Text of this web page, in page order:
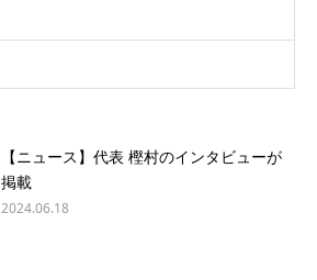
【ニュース】代表 樫村のインタビューが
掲載
2024.06.18